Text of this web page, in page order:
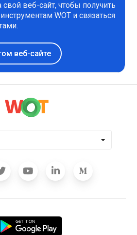
свой веб-сайт, чтобы получить
WOT и связаться
веб-сайте